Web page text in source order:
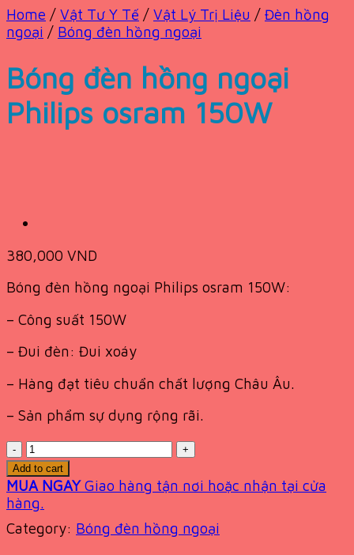
Home / Vật Tư Y Tế / Vật Lý Trị Liệu / Đèn hồng
ngoại / Bóng đèn hồng ngoại
Bóng đèn hồng ngoại
Philips osram 150W
380,000 VND
Bóng đèn hồng ngoại Philips osram 150W:
– Công suất 150W
– Đui đèn: Đui xoáy
– Hàng đạt tiêu chuẩn chất lượng Châu Âu.
– Sản phẩm sự dụng rộng rãi.
Quantity
Add to cart
MUA NGAY Giao hàng tận nơi hoặc nhận tại cửa
hàng.
Category: Bóng đèn hồng ngoại